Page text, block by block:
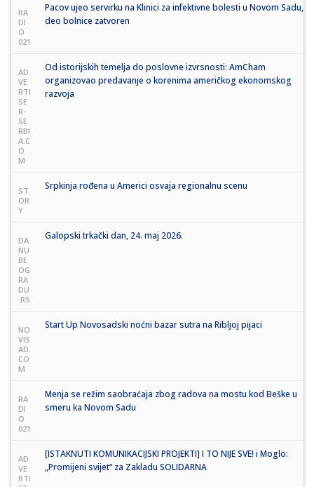
RA
DI
O
021
Pacov ujeo servirku na Klinici za infektivne bolesti u Novom Sadu,
deo bolnice zatvoren
AD
VE
RTI
SE
R-
SE
RBI
A.C
O
M
Od istorijskih temelja do poslovne izvrsnosti: AmCham
organizovao predavanje o korenima američkog ekonomskog
razvoja
ST
OR
Y
Srpkinja rođena u Americi osvaja regionalnu scenu
DA
NU
BE
OG
RA
DU
.RS
Galopski trkački dan, 24. maj 2026.
NO
VIS
AD.
CO
M
Start Up Novosadski noćni bazar sutra na Ribljoj pijaci
RA
DI
O
021
Menja se režim saobraćaja zbog radova na mostu kod Beške u
smeru ka Novom Sadu
AD
VE
RTI
[ISTAKNUTI KOMUNIKACIJSKI PROJEKTI] I TO NIJE SVE! i Moglo:
„Promijeni svijet“ za Zakladu SOLIDARNA